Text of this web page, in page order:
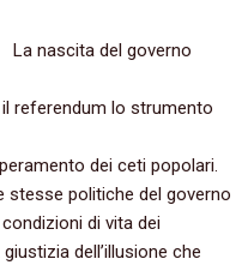
La nascita del governo
referendum lo strumento
dei ceti popolari.
stesse politiche del governo
di vita dei
dell’illusione che